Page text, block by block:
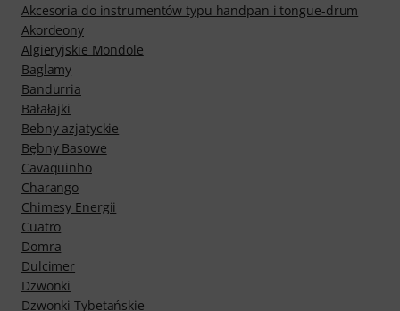
Akcesoria do instrumentów typu handpan i tongue-drum
Akordeony
Algieryjskie Mondole
Baglamy
Bandurria
Bałałajki
Bebny azjatyckie
Bębny Basowe
Cavaquinho
Charango
Chimesy Energii
Cuatro
Domra
Dulcimer
Dzwonki
Dzwonki Tybetańskie